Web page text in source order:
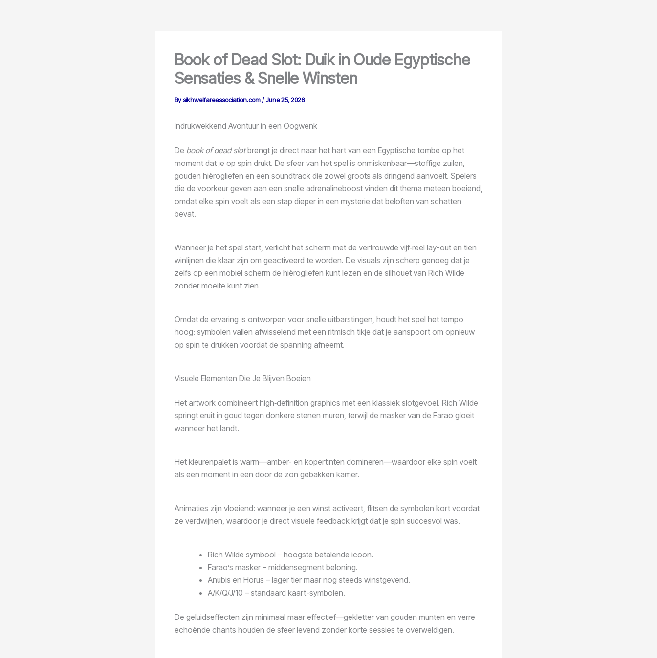
Book of Dead Slot: Duik in Oude Egyptische
Sensaties & Snelle Winsten
Bysikhwelfareassociation.com/June 25, 2026
Indrukwekkend Avontuur in een Oogwenk
De book of dead slotbrengt je direct naar het hart van een Egyptische tombe op het
moment dat je op spin drukt. De sfeer van het spel is onmiskenbaar—stoffige zuilen,
gouden hiërogliefen en een soundtrack die zowel groots als dringend aanvoelt. Spelers
die de voorkeur geven aan een snelle adrenalineboost vinden dit thema meteen boeiend,
omdat elke spin voelt als een stap dieper in een mysterie dat beloften van schatten
bevat.
Wanneer je het spel start, verlicht het scherm met de vertrouwde vijf‑reel lay-out en tien
winlijnen die klaar zijn om geactiveerd te worden. De visuals zijn scherp genoeg dat je
zelfs op een mobiel scherm de hiërogliefen kunt lezen en de silhouet van Rich Wilde
zonder moeite kunt zien.
Omdat de ervaring is ontworpen voor snelle uitbarstingen, houdt het spel het tempo
hoog: symbolen vallen afwisselend met een ritmisch tikje dat je aanspoort om opnieuw
op spin te drukken voordat de spanning afneemt.
Visuele Elementen Die Je Blijven Boeien
Het artwork combineert high‑definition graphics met een klassiek slotgevoel. Rich Wilde
springt eruit in goud tegen donkere stenen muren, terwijl de masker van de Farao gloeit
wanneer het landt.
Het kleurenpalet is warm—amber- en kopertinten domineren—waardoor elke spin voelt
als een moment in een door de zon gebakken kamer.
Animaties zijn vloeiend: wanneer je een winst activeert, flitsen de symbolen kort voordat
ze verdwijnen, waardoor je direct visuele feedback krijgt dat je spin succesvol was.
Rich Wilde symbool – hoogste betalende icoon.
Farao’s masker – middensegment beloning.
Anubis en Horus – lager tier maar nog steeds winstgevend.
A/K/Q/J/10 – standaard kaart-symbolen.
De geluidseffecten zijn minimaal maar effectief—gekletter van gouden munten en verre
echoënde chants houden de sfeer levend zonder korte sessies te overweldigen.